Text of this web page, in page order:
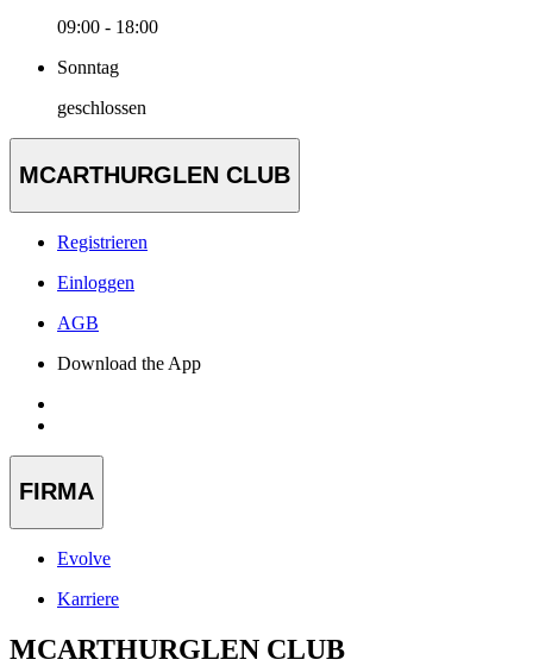
09:00 - 18:00
Sonntag
geschlossen
MCARTHURGLEN CLUB
Registrieren
Einloggen
AGB
Download the App
FIRMA
Evolve
Karriere
MCARTHURGLEN CLUB